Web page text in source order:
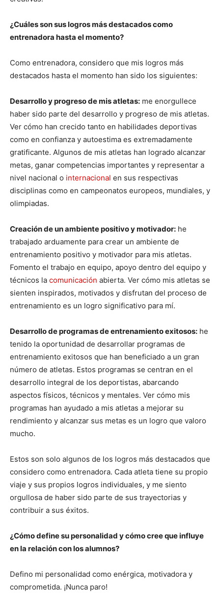
¿Cuáles son sus logros más destacados como
entrenadora hasta el momento?
Como entrenadora, considero que mis logros más
destacados hasta el momento han sido los siguientes:
Desarrollo y progreso de mis atletas: me enorgullece
haber sido parte del desarrollo y progreso de mis atletas.
Ver cómo han crecido tanto en habilidades deportivas
como en confianza y autoestima es extremadamente
gratificante. Algunos de mis atletas han logrado alcanzar
metas, ganar competencias importantes y representar a
nivel nacional o internacional en sus respectivas
disciplinas como en campeonatos europeos, mundiales, y
olimpiadas.
Creación de un ambiente positivo y motivador: he
trabajado arduamente para crear un ambiente de
entrenamiento positivo y motivador para mis atletas.
Fomento el trabajo en equipo, apoyo dentro del equipo y
técnicos la comunicación abierta. Ver cómo mis atletas se
sienten inspirados, motivados y disfrutan del proceso de
entrenamiento es un logro significativo para mí.
Desarrollo de programas de entrenamiento exitosos: he
tenido la oportunidad de desarrollar programas de
entrenamiento exitosos que han beneficiado a un gran
número de atletas. Estos programas se centran en el
desarrollo integral de los deportistas, abarcando
aspectos físicos, técnicos y mentales. Ver cómo mis
programas han ayudado a mis atletas a mejorar su
rendimiento y alcanzar sus metas es un logro que valoro
mucho.
Estos son solo algunos de los logros más destacados que
considero como entrenadora. Cada atleta tiene su propio
viaje y sus propios logros individuales, y me siento
orgullosa de haber sido parte de sus trayectorias y
contribuir a sus éxitos.
¿Cómo define su personalidad y cómo cree que influye
en la relación con los alumnos?
Defino mi personalidad como enérgica, motivadora y
comprometida. ¡Nunca paro!